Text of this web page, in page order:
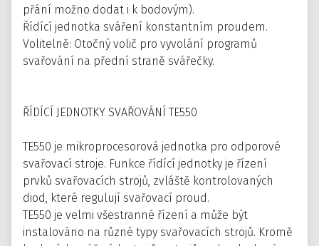
přání možno dodat i k bodovým).
Řídící jednotka sváření konstantním proudem.
Volitelně: Otočný volič pro vyvolání programů
svařování na přední straně svářečky.
ŘÍDÍCÍ JEDNOTKY SVAŘOVÁNÍ TE550
TE550 je mikroprocesorová jednotka pro odporové
svařovací stroje. Funkce řídící jednotky je řízení
prvků svařovacích strojů, zvláště kontrolovaných
diod, které regulují svařovací proud.
TE550 je velmi všestranné řízení a může být
instalováno na různé typy svařovacích strojů. Kromě